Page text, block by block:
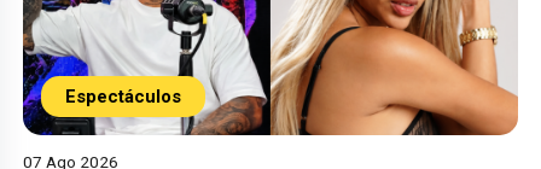
Espectáculos
07 Ago 2026